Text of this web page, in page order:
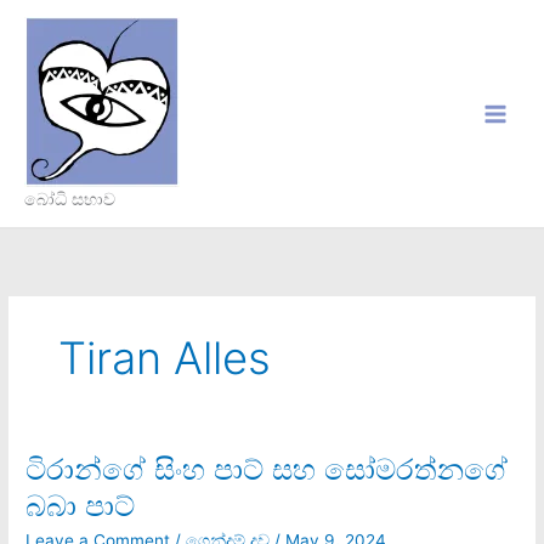
content
බෝධි සභාව
Tiran Alles
ටිරාන්ගේ සිංහ පාට් සහ සෝමරත්නගේ
බබා පාට්
ටිරාන්ගේ
පාට්
සහ